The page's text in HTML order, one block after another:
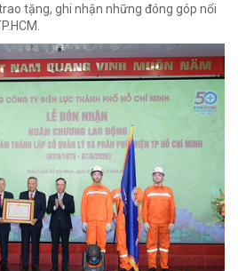
tặng, ghi nhận những đóng góp nổi